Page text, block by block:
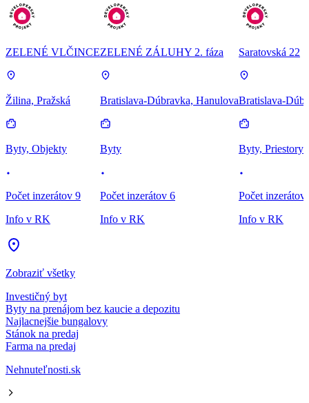
ZELENÉ VLČINCE
Žilina, Pražská
Byty, Objekty
Počet inzerátov 9
Info v RK
ZELENÉ ZÁLUHY 2. fáza
Bratislava-Dúbravka, Hanulova
Byty
Počet inzerátov 6
Info v RK
Saratovská 22
Bratislava-
Byty, Priestory
Počet inzerátov
Info v RK
Zobraziť všetky
Investičný byt
Byty na prenájom bez kaucie a depozitu
Najlacnejšie bungalovy
Stánok na predaj
Farma na predaj
Nehnuteľnosti.sk